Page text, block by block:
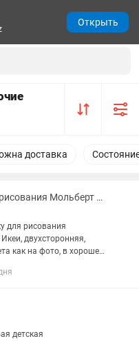
доставка
Доска для рисования Мольберт от IKEA
для рисования
двухсторонняя,
как на фото, в хорошем
детская
Открыть